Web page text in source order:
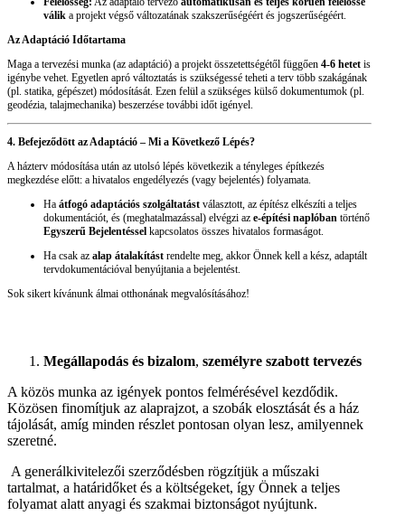
válik a projekt végső változatának szakszerűségéért és jogszerűségéért.
Az Adaptáció Időtartama
Maga a tervezési munka (az adaptáció) a projekt összetettségétől függően 4-6 hetet is
igénybe vehet. Egyetlen apró változtatás is szükségessé teheti a terv több szakágának
(pl. statika, gépészet) módosítását. Ezen felül a szükséges külső dokumentumok (pl.
geodézia, talajmechanika) beszerzése további időt igényel.
4. Befejeződött az Adaptáció – Mi a Következő Lépés?
A házterv módosítása után az utolsó lépés következik a tényleges építkezés
megkezdése előtt: a hivatalos engedélyezés (vagy bejelentés) folyamata.
Ha átfogó adaptációs szolgáltatást választott, az építész elkészíti a teljes
dokumentációt, és (meghatalmazással) elvégzi az e-építési naplóban történő
Egyszerű Bejelentéssel kapcsolatos összes hivatalos formaságot.
Ha csak az alap átalakítást rendelte meg, akkor Önnek kell a kész, adaptált
tervdokumentációval benyújtania a bejelentést.
Sok sikert kívánunk álmai otthonának megvalósításához!
Megállapodás és bizalom, személyre szabott tervezés
A közös munka az igények pontos felmérésével kezdődik.
Közösen finomítjuk az alaprajzot, a szobák elosztását és a ház
tájolását, amíg minden részlet pontosan olyan lesz, amilyennek
szeretné.
A generálkivitelezői szerződésben rögzítjük a műszaki
tartalmat, a határidőket és a költségeket, így Önnek a teljes
folyamat alatt anyagi és szakmai biztonságot nyújtunk.